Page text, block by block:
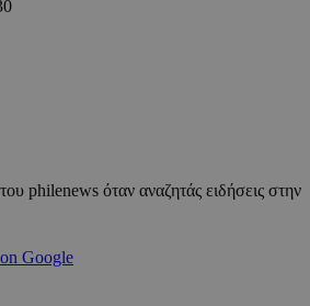
philenews όταν αναζητάς ειδήσεις στην
Google